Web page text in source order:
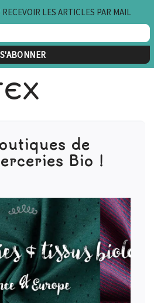
de
Bio !
LES ARTICLES PAR MAIL